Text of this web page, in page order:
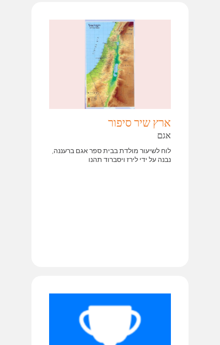
ארץ שיר סיפור
אגם
לוח לשיעור מולדת בבית ספר אגם ברעננה,
נבנה על ידי לירז ויסברוד תהנו